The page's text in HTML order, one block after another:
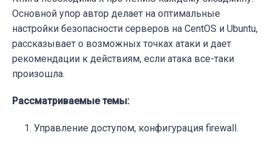
Основной упор автор делает на оптимальные
настройки безопасности серверов на CentOS и Ubuntu,
рассказывает о возможных точках атаки и дает
рекомендации к действиям, если атака все-таки
произошла.
Рассматриваемые темы:
Управление доступом, конфигурация firewall.